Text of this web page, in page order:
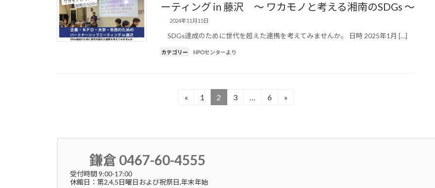
ーティング in 藤沢 ～ ワカモノと考える湘南のSDGs ～
2024年11月15日
SDGs達成のために世代を超えた連携を考えてみませんか。 日時 2025年1月 […]
カテゴリー NPOセンターより
«
固
1
固
2
固
3 …
固
6 »
鎌倉 0467-60-4555
受付時間 9:00-17:00
休館日：第2,4,5日曜日および祝祭日,年末年始